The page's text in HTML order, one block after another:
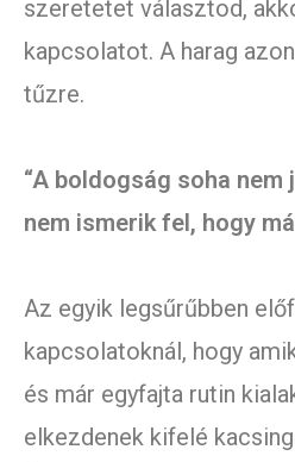
szeretetet választod,
kapcsolatot. A harag
tűzre.
“A boldogság soha nem
nem ismerik fel, hogy
Az egyik legsűrűbben
kapcsolatoknál, hogy
és már egyfajta rutin
elkezdenek kifelé